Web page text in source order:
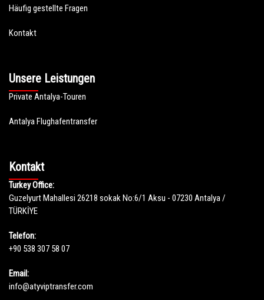
Häufig gestellte Fragen
Kontakt
Unsere Leistungen
Private Antalya-Touren
Antalya Flughafentransfer
Kontakt
Turkey Office:
Guzelyurt Mahallesi 26218 sokak No:6/1 Aksu - 07230 Antalya /
TÜRKİYE
Telefon:
+90 538 307 58 07
Email:
info@atyviptransfer.com